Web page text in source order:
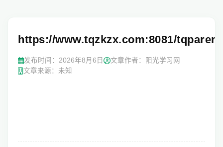
https://www.tqzkzx.com:8081/
发布时间： 2026年8月6日
文章作者：阳光学习网
文章来源：未知